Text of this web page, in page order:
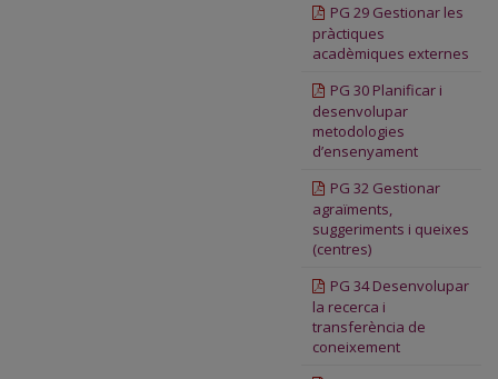
PG 29 Gestionar les
pràctiques
acadèmiques externes
PG 30 Planificar i
desenvolupar
metodologies
d’ensenyament
PG 32 Gestionar
agraïments,
suggeriments i queixes
(centres)
PG 34Desenvolupar
la recerca i
transferència de
coneixement